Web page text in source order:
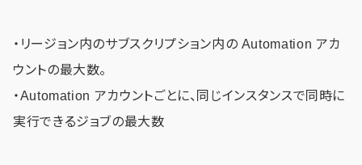
・リージョン内のサブスクリプション内の Automation アカ
ウントの最大数。
・Automation アカウントごとに、同じインスタンスで同時に
実行できるジョブの最大数